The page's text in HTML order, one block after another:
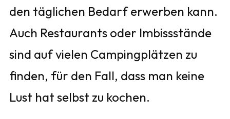
den täglichen Bedarf erwerben kann.
Auch Restaurants oder Imbissstände
sind auf vielen Campingplätzen zu
finden, für den Fall, dass man keine
Lust hat selbst zu kochen.